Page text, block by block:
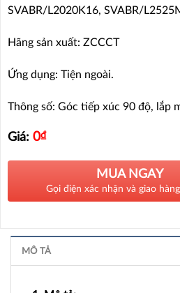
SVABR/L2020K16, SVABR/
Hãng sản xuất: ZCCCT
Ứng dụng: Tiện ngoài.
Thông số: Góc tiếp xúc 90 độ, lắp
Giá: 0₫
MUA NGAY
Gọi điện xác nhận và giao
MÔ TẢ